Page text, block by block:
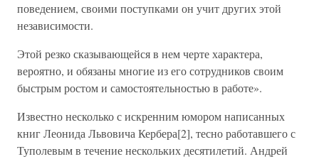
поведением, своими поступками он учит других этой
независимости.
Этой резко сказывающейся в нем черте характера,
вероятно, и обязаны многие из его сотрудников своим
быстрым ростом и самостоятельностью в работе».
Известно несколько с искренним юмором написанных
книг Леонида Львовича Кербера[2], тесно работавшего с
Туполевым в течение нескольких десятилетий. Андрей